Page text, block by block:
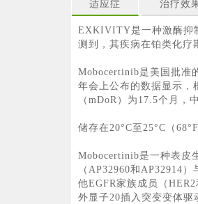
适应症 治疗效
EXKIVITY是一种激酶抑
测到，其疾病在铂类化疗
Mobocertinib是美国批准
年会上公布的数据显示，
（mDoR）为17.5个月，
储存在20°C至25°C（
Mobocertinib是一种表皮
（AP32960和AP32914
他EGFR家族成员（
外显子20插入突变变体驱